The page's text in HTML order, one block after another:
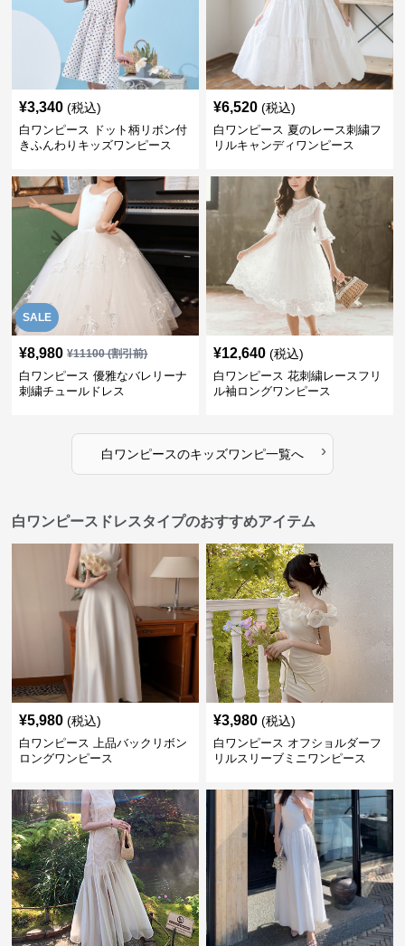
¥3,340 (税込)
白ワンピース ドット柄リボン付
きふんわりキッズワンピース
¥6,520 (税込)
白ワンピース 夏のレース刺繍フ
リルキャンディワンピース
SALE
¥8,980 ¥11100(割引前)
白ワンピース 優雅なバレリーナ
刺繍チュールドレス
¥12,640 (税込)
白ワンピース 花刺繍レースフリ
ル袖ロングワンピース
白ワンピースのキッズワンピ一覧へ ›
白ワンピースドレスタイプのおすすめアイテム
¥5,980 (税込)
白ワンピース 上品バックリボン
ロングワンピース
¥3,980 (税込)
白ワンピース オフショルダーフ
リルスリーブミニワンピース